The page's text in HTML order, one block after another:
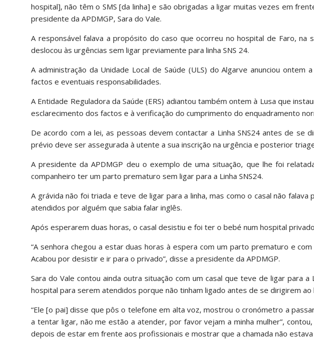
hospital], não têm o SMS [da linha] e são obrigadas a ligar muitas vezes em
presidente da APDMGP, Sara do Vale.
A responsável falava a propósito do caso que ocorreu no hospital de Faro, na
deslocou às urgências sem ligar previamente para linha SNS 24.
A administração da Unidade Local de Saúde (ULS) do Algarve anunciou
factos e eventuais responsabilidades.
A Entidade Reguladora da Saúde (ERS) adiantou também ontem à Lusa que
esclarecimento dos factos e à verificação do cumprimento do enquadramento
De acordo com a lei, as pessoas devem contactar a Linha SNS24 antes de se
prévio deve ser assegurada à utente a sua inscrição na urgência e posterior
A presidente da APDMGP deu o exemplo de uma situação, que lhe foi
companheiro ter um parto prematuro sem ligar para a Linha SNS24.
A grávida não foi triada e teve de ligar para a linha, mas como o casal não
atendidos por alguém que sabia falar inglês.
Após esperarem duas horas, o casal desistiu e foi ter o bebé num hospital
“A senhora chegou a estar duas horas à espera com um parto prematuro e
Acabou por desistir e ir para o privado”, disse a presidente da APDMGP.
Sara do Vale contou ainda outra situação com um casal que teve de ligar para
hospital para serem atendidos porque não tinham ligado antes de se dirigirem ao
“Ele [o pai] disse que pôs o telefone em alta voz, mostrou o cronómetro a
a tentar ligar, não me estão a atender, por favor vejam a minha mulher”,
depois de estar em frente aos profissionais e mostrar que a chamada não